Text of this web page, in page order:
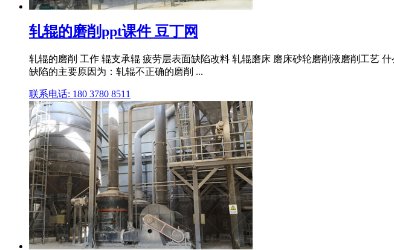
轧辊的磨削ppt课件 豆丁网
轧辊的磨削 工作 辊支承辊 疲劳层表面缺陷改料 轧辊磨床 磨床砂轮磨削液磨削工艺
缺陷的主要原因为：轧辊不正确的磨削 ...
联系电话: 180 3780 8511